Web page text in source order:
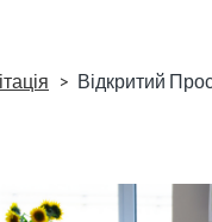
Відкритий